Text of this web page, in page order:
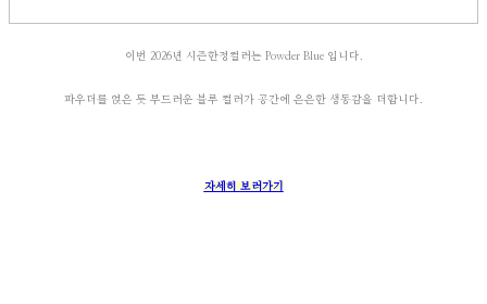
이번 2026년 시즌한정컬러는 Powder Blue 입니다.
파우더를 얹은 듯 부드러운 블루 컬러가 공간에 은은한 생동감을 더합니다.
자세히 보러가기